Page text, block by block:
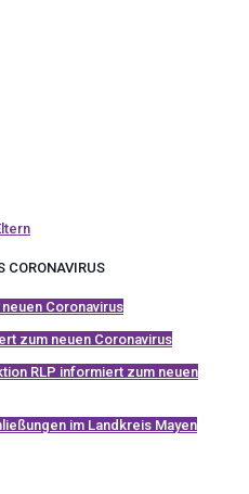
CORONAVIRUS
Coronavirus
zum neuen Coronavirus
RLP informiert zum neuen
im Landkreis Mayen